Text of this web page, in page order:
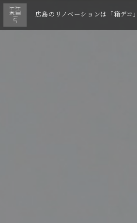
広島のリノベーションは「箱デコ」